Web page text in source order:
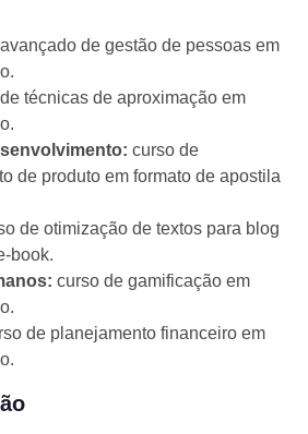
de gestão de pessoas em
técnicas de aproximação em
curso de
de produto em formato de apostila
de otimização de textos para blog
book.
curso de gamificação em
de planejamento financeiro em